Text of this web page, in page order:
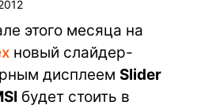
этого месяца на
новый слайдер-
дисплеем Slider
будет стоить в